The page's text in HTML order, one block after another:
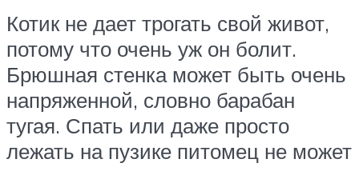
Котик не дает трогать свой живот,
потому что очень уж он болит.
Брюшная стенка может быть очень
напряженной, словно барабан
тугая. Спать или даже просто
лежать на пузике питомец не может